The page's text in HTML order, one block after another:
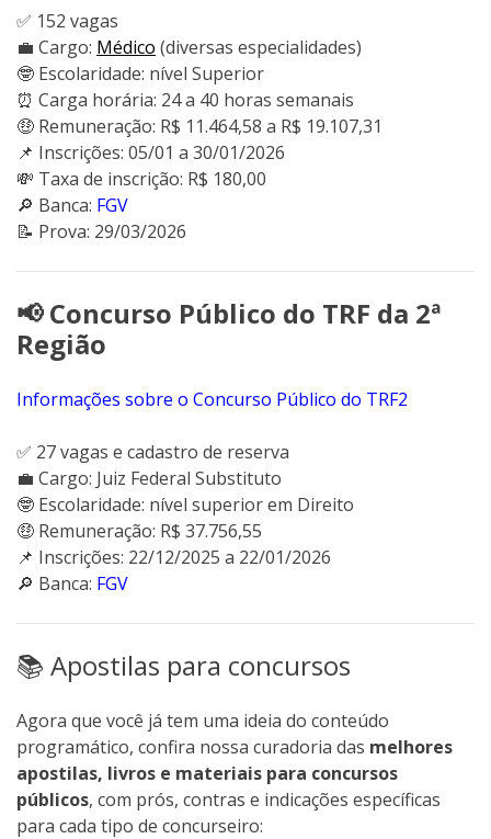
✅ 152 vagas
💼 Cargo: Médico (diversas especialidades)
🤓 Escolaridade: nível Superior
⏰ Carga horária: 24 a 40 horas semanais
🤑 Remuneração: R$ 11.464,58 a R$ 19.107,31
📌 Inscrições: 05/01 a 30/01/2026
💸 Taxa de inscrição: R$ 180,00
🔎 Banca: FGV
📝 Prova: 29/03/2026
📢 Concurso Público do TRF da 2ª
Região
Informações sobre o Concurso Público do TRF2
✅ 27 vagas e cadastro de reserva
💼 Cargo: Juiz Federal Substituto
🤓 Escolaridade: nível superior em Direito
🤑 Remuneração: R$ 37.756,55
📌 Inscrições: 22/12/2025 a 22/01/2026
🔎 Banca: FGV
📚 Apostilas para concursos
Agora que você já tem uma ideia do conteúdo
programático, confira nossa curadoria das melhores
apostilas, livros e materiais para concursos
públicos, com prós, contras e indicações específicas
para cada tipo de concurseiro: